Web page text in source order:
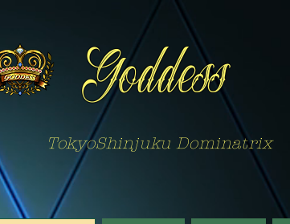
Goddess
TokyoShinjuku Dominatrix